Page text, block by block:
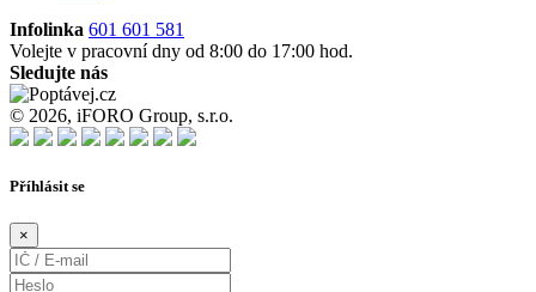
Infolinka 601 601 581
Volejte v pracovní dny od 8:00 do 17:00 hod.
Sledujte nás
© 2026, iFORO Group, s.r.o.
Příhlásit se
×